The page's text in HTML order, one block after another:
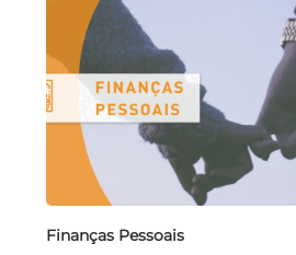
Finanças Pessoais